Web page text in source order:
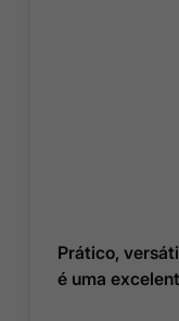
Prático,
é uma